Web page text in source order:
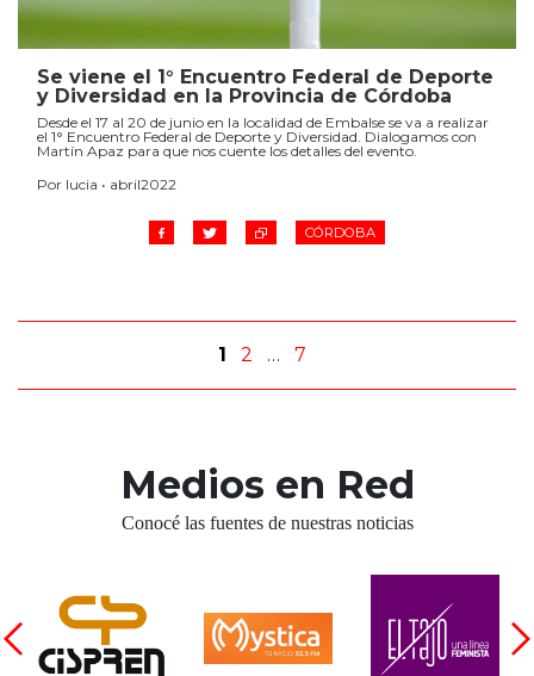
Se viene el 1° Encuentro Federal de Deporte
y Diversidad en la Provincia de Córdoba
Desde el 17 al 20 de junio en la localidad de Embalse se va a realizar
el 1° Encuentro Federal de Deporte y Diversidad. Dialogamos con
Martín Apaz para que nos cuente los detalles del evento.
Por lucia • abril2022
CÓRDOBA
1 2 … 7
Medios en Red
Conocé las fuentes de nuestras noticias